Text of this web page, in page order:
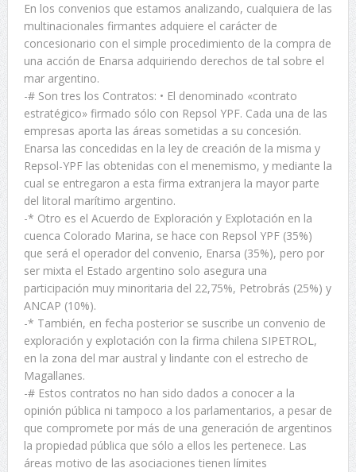
En los convenios que estamos analizando, cualquiera de las
multinacionales firmantes adquiere el carácter de
concesionario con el simple procedimiento de la compra de
una acción de Enarsa adquiriendo derechos de tal sobre el
mar argentino.
-# Son tres los Contratos: • El denominado «contrato
estratégico» firmado sólo con Repsol YPF. Cada una de las
empresas aporta las áreas sometidas a su concesión.
Enarsa las concedidas en la ley de creación de la misma y
Repsol-YPF las obtenidas con el menemismo, y mediante la
cual se entregaron a esta firma extranjera la mayor parte
del litoral marítimo argentino.
-* Otro es el Acuerdo de Exploración y Explotación en la
cuenca Colorado Marina, se hace con Repsol YPF (35%)
que será el operador del convenio, Enarsa (35%), pero por
ser mixta el Estado argentino solo asegura una
participación muy minoritaria del 22,75%, Petrobrás (25%) y
ANCAP (10%).
-* También, en fecha posterior se suscribe un convenio de
exploración y explotación con la firma chilena SIPETROL,
en la zona del mar austral y lindante con el estrecho de
Magallanes.
-# Estos contratos no han sido dados a conocer a la
opinión pública ni tampoco a los parlamentarios, a pesar de
que compromete por más de una generación de argentinos
la propiedad pública que sólo a ellos les pertenece. Las
áreas motivo de las asociaciones tienen límites